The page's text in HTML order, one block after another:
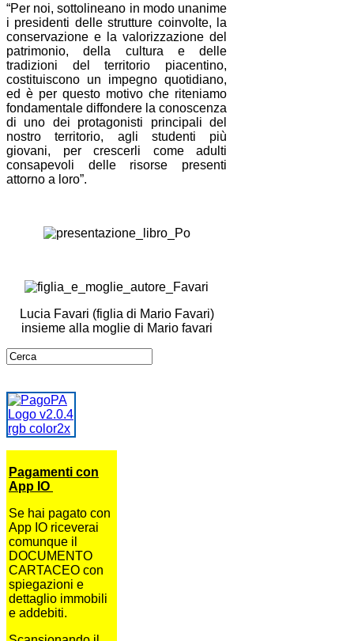
“Per noi, sottolineano in modo unanime
i presidenti delle strutture coinvolte, la
conservazione e la valorizzazione del
patrimonio, della cultura e delle
tradizioni del territorio piacentino,
costituiscono un impegno quotidiano,
ed è per questo motivo che riteniamo
fondamentale diffondere la conoscenza
di uno dei protagonisti principali del
nostro territorio, agli studenti più
giovani, per crescerli come adulti
consapevoli delle risorse presenti
attorno a loro”.
Lucia Favari (figlia di Mario Favari)
insieme alla moglie di Mario favari
Pagamenti con
App IO
Se hai pagato con
App IO riceverai
comunque il
DOCUMENTO
CARTACEO con
spiegazioni e
dettaglio immobili
e addebiti.